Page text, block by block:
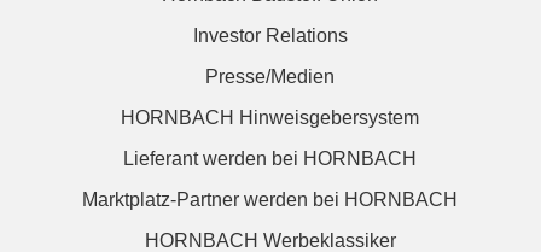
Investor Relations
Presse/Medien
HORNBACH Hinweisgebersystem
Lieferant werden bei HORNBACH
Marktplatz-Partner werden bei HORNBACH
HORNBACH Werbeklassiker